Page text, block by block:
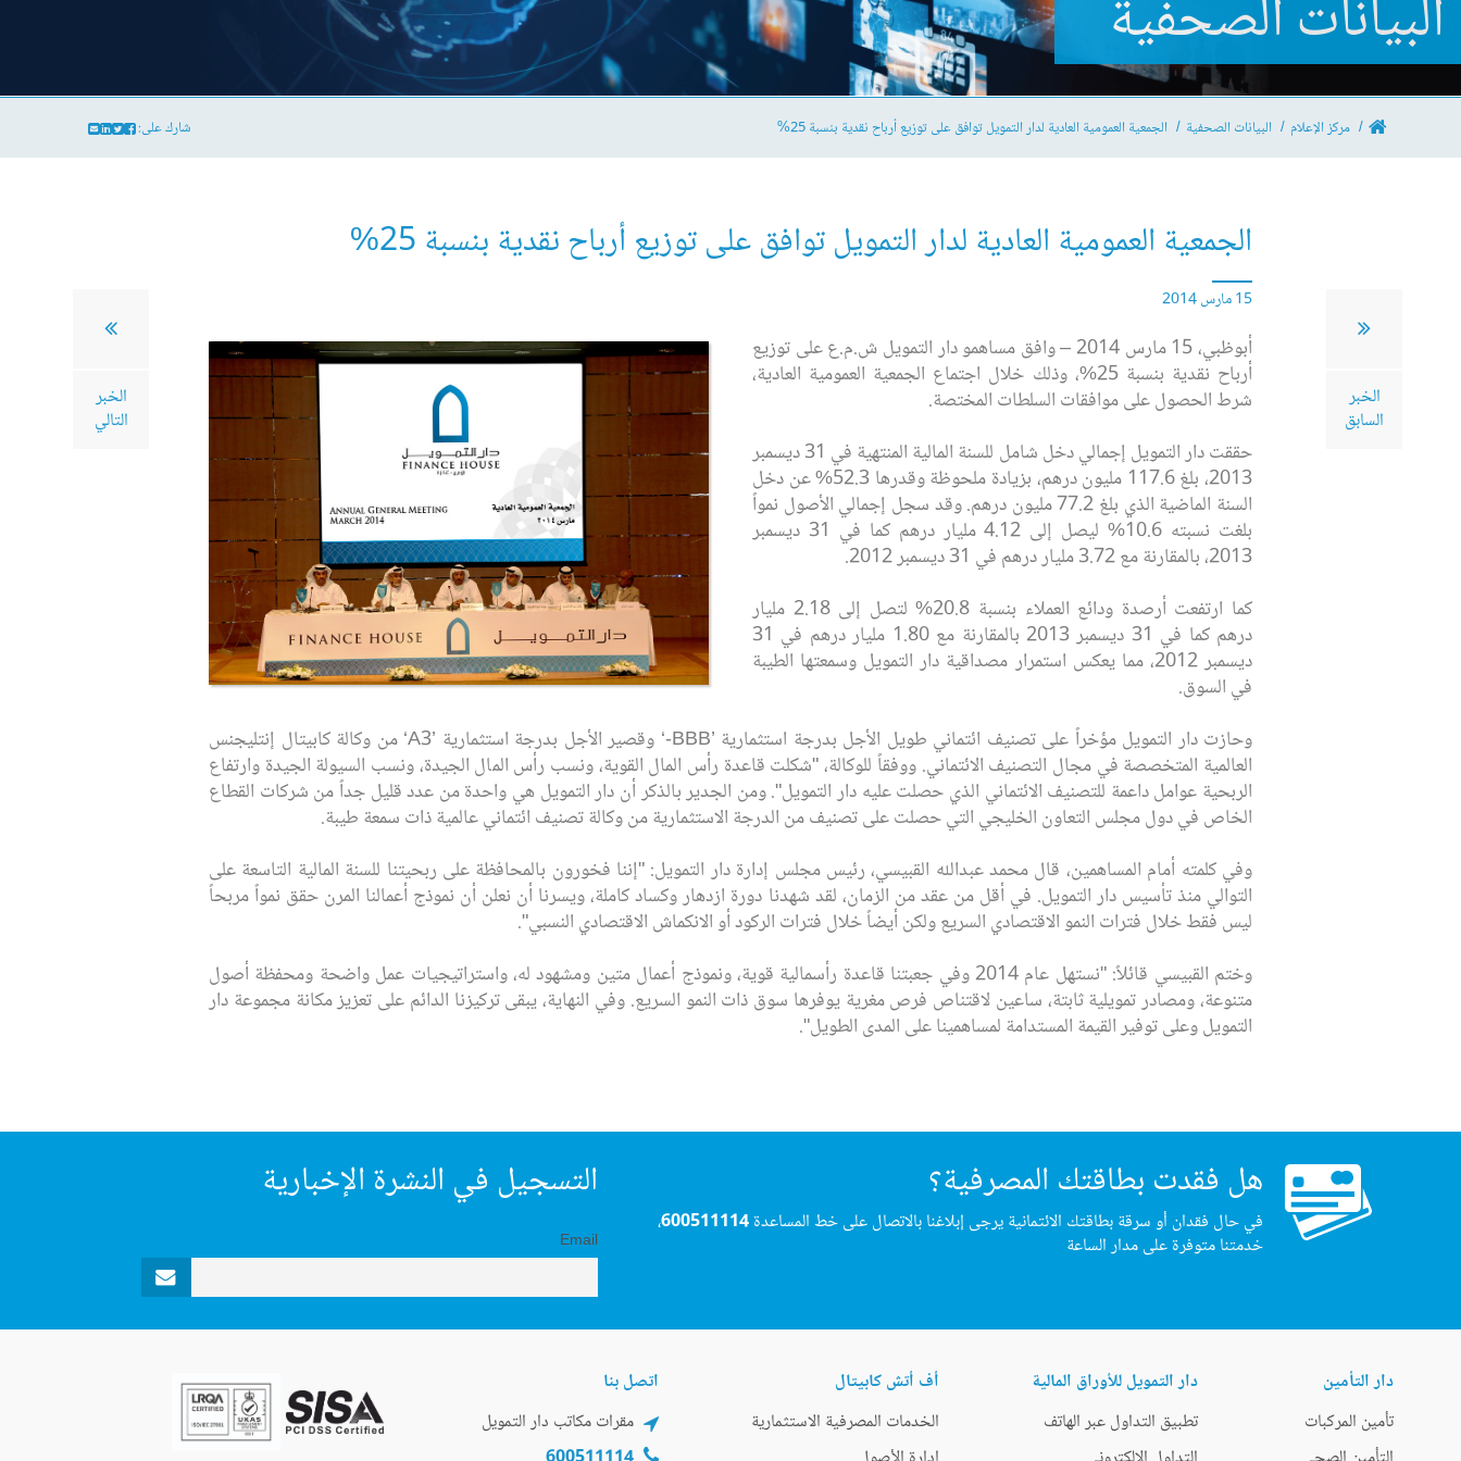
البيانات الصحفية
مركز الإعلام البيانات الصحفية الجمعية العمومية العادية لدار التمويل توافق على توزيع أرباح نقدية بنسبة 25% شارك على:
الخبر
السابق
الخبر
التالي
الجمعية العمومية العادية لدار التمويل توافق على توزيع أرباح نقدية بنسبة 25%
15 مارس 2014
أبوظبي، 15 مارس 2014 – وافق مساهمو دار التمويل ش.م.ع على توزيع
‏أرباح نقدية بنسبة 25%، وذلك خلال اجتماع الجمعية العمومية العادية،
شرط الحصول على موافقات السلطات المختصة.
حققت دار التمويل إجمالي دخل شامل للسنة المالية المنتهية في 31 ديسمبر
2013، بلغ 117.6 مليون درهم، بزيادة ملحوظة وقدرها 52.3% عن دخل
السنة الماضية الذي بلغ 77.2 مليون درهم. وقد سجل إجمالي الأصول نمواً
بلغت نسبته 10.6% ليصل إلى 4.12 مليار درهم كما في 31 ديسمبر
2013، بالمقارنة مع 3.72 مليار درهم في 31 ديسمبر 2012.
كما ارتفعت أرصدة ودائع العملاء بنسبة 20.8% لتصل إلى 2.18 مليار
درهم كما في 31 ديسمبر 2013 بالمقارنة مع 1.80 مليار درهم في 31
ديسمبر 2012، مما يعكس استمرار مصداقية دار التمويل وسمعتها الطيبة
في السوق.
وحازت دار التمويل مؤخراً على تصنيف ائتماني طويل الأجل بدرجة استثمارية ’BBB-‘ وقصير الأجل بدرجة استثمارية ’A3‘ من وكالة كابيتال إنتليجنس
العالمية المتخصصة في مجال التصنيف الائتماني. ووفقاً للوكالة، "شكلت قاعدة رأس المال القوية، ونسب رأس المال الجيدة، ونسب السيولة الجيدة وارتفاع
الربحية عوامل داعمة للتصنيف الائتماني الذي حصلت عليه دار التمويل". ومن الجدير بالذكر أن دار التمويل هي واحدة من عدد قليل جداً من شركات القطاع
الخاص في دول مجلس التعاون الخليجي التي حصلت على تصنيف من الدرجة الاستثمارية من وكالة تصنيف ائتماني عالمية ذات سمعة طيبة.
وفي كلمته أمام المساهمين، قال محمد عبدالله القبيسي، رئيس مجلس إدارة دار التمويل: "إننا فخورون بالمحافظة على ربحيتنا للسنة المالية التاسعة على
التوالي منذ تأسيس دار التمويل. في أقل من عقد من الزمان، لقد شهدنا دورة ازدهار وكساد كاملة، ويسرنا أن نعلن أن نموذج أعمالنا المرن حقق نمواً مربحاً
ليس فقط خلال فترات النمو الاقتصادي السريع ولكن أيضاً خلال فترات الركود أو الانكماش الاقتصادي النسبي".
وختم القبيسي قائلاً: "نستهل عام 2014 وفي جعبتنا قاعدة رأسمالية قوية، ونموذج أعمال متين ومشهود له، واستراتيجيات عمل واضحة ومحفظة أصول
متنوعة، ومصادر تمويلية ثابتة، ساعين لاقتناص فرص مغرية يوفرها سوق ذات النمو السريع. وفي النهاية، يبقى تركيزنا الدائم على تعزيز مكانة مجموعة دار
التمويل وعلى توفير القيمة المستدامة لمساهمينا على المدى الطويل".
هل فقدت بطاقتك المصرفية؟
في حال فقدان أو سرقة بطاقتك الائتمانية يرجى إبلاغنا بالاتصال على خط المساعدة600511114،
خدمتنا متوفرة على مدار الساعة
التسجيل في النشرة الإخبارية
Email
دار التأمين
تأمين المركبات
دار التمويل للأوراق المالية
تطبيق التداول عبر الهاتف
أف أتش كابيتال
الخدمات المصرفية الاستثمارية
اتصل بنا
مقرات مكاتب دار التمويل